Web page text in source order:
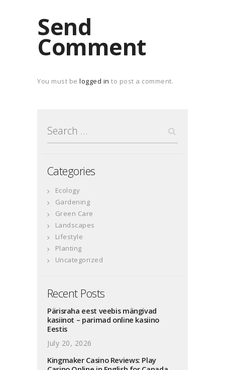
Send
Comment
You must be logged in to post a comment.
for:
Categories
Ecology
Gardening
Green Care
Landscapes
Lifestyle
Planting
Uncategorized
Recent Posts
Pärisraha eest veebis mängivad
kasiinot – parimad online kasiino
Eestis
July 20, 2026
Kingmaker Casino Reviews: Play